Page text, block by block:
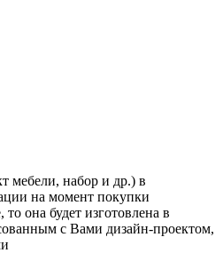
мебели, набор и др.) в
на момент покупки
то она будет изготовлена в
с Вами дизайн-проектом,